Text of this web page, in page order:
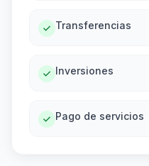
Transferencias
Inversiones
Pago de servicios